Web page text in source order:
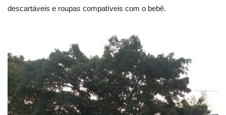
descartáveis e roupas compatíveis com o bebê.